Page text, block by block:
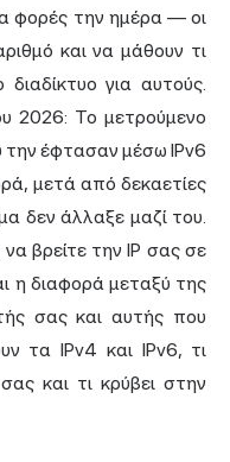
φορές την ημέρα — οι
και να μάθουν τι
για αυτούς.
2026: Το μετρούμενο
την έφτασαν μέσω IPv6
μετά από δεκαετίες
δεν άλλαξε μαζί του.
βρείτε την IP σας σε
η διαφορά μεταξύ της
σας και αυτής που
τα IPv4 και IPv6, τι
και τι κρύβει στην